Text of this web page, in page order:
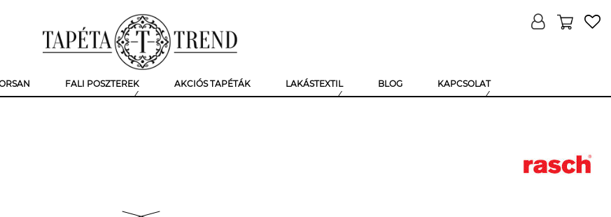
FALI POSZTEREK AKCIÓS TAPÉTÁK LAKÁSTEXTIL BLOG KAPCSOLAT